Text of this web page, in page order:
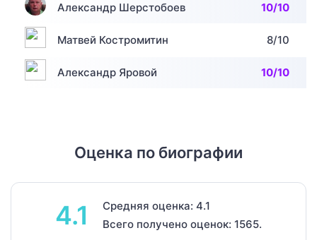
Александр Шерстобоев 10/10
Матвей Костромитин 8/10
Александр Яровой 10/10
Оценка по биографии
4.1
Средняя оценка: 4.1
Всего получено оценок: 1565.